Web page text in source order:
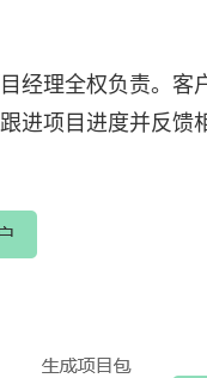
经理全权负责。
进项目进度并反馈